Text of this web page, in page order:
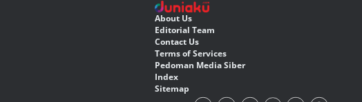
About Us
Editorial Team
Contact Us
Terms of Services
Pedoman Media Siber
Index
Sitemap